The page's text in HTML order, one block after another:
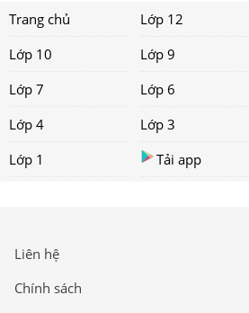
Trang chủ Lớp 12
Lớp 10
Lớp 9
Lớp 7
Lớp 6
Lớp 4
Lớp 3
Lớp 1
Tải app
Liên hệ
Chính sách